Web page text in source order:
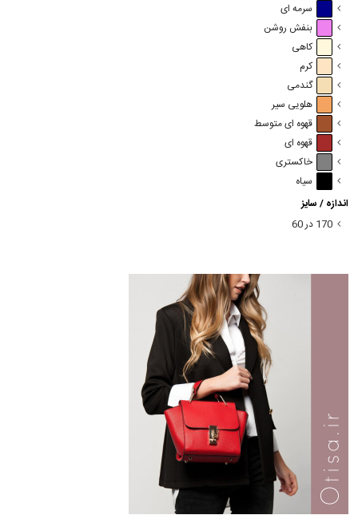
سرمه ای
بنفش روشن
کاهی
کرم
گندمی
هلویی سیر
قهوه ای متوسط
قهوه ای
خاکستری
سیاه
اندازه / سایز
170 در 60